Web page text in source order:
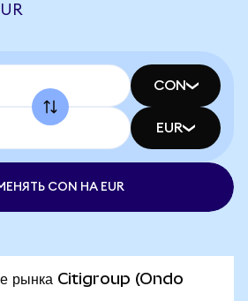
CON
EUR
CON НА EUR
рынка Citigroup (Ondo